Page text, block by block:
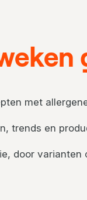
met
trends en
door